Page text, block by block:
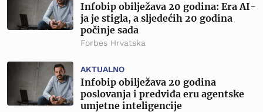
Infobip obilježava 20 godina: Era AI-
ja je stigla, a sljedećih 20 godina
počinje sada
Forbes Hrvatska
AKTUALNO
Infobip obilježava 20 godina
poslovanja i predviđa eru agentske
umjetne inteligencije